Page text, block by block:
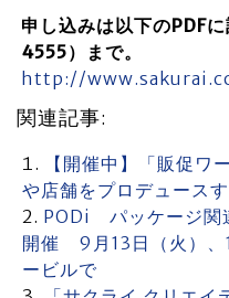
申し込みは以下のPDF
4555）まで。
http://
関連記事:
【開催中】「販促
や店舗をプロデュースす
PODi パッケージ関
開催 9月13日（火）
ービルで